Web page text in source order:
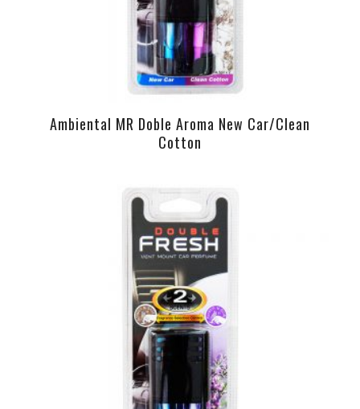
Ambiental MR Doble Aroma New Car/Clean
Cotton